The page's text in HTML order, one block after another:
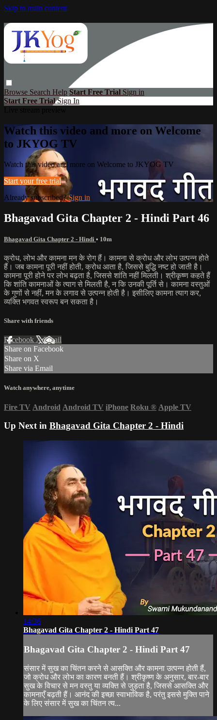
Skip to main content
Browse Search Help Start Free Trial Sign in
Start Free TrialSign In
Watch this video and more on Welcome
to JKYOG TV
Watch this video and more on Welcome to JKYOG TV
Start your free trial
Already subscribed?Sign in
Bhagavad Gita Chapter 2 - Hindi Part 46
Bhagavad Gita Chapter 2 - Hindi • 10m
क्रोध, लोभ और कामना मन के रोग हैं। कामना से क्रोध और लोभ उत्पन्न होते
हैं। जब कामना पूरी नहीं होती, क्रोध आता है, जिससे बुद्धि नष्ट हो जाती है।
कामना पूरी होने पर लोभ बढ़ता है, जिससे शांति नहीं मिलती। श्रीकृष्ण कहते हैं
कि शांति कामनाओं के त्याग से मिलती है, न कि उनकी पूर्ति से। कामना वस्तुओं
के गुणों से नहीं, मन के लगाव से उत्पन्न होती है। इसीलिए कामना त्याग कर,
व्यक्ति भगवत स्वरूप बन सकता है।
Share with friends
Facebook XEmail
Share on Facebook
Share on X
Share via Email
Watch anywhere, anytime
Fire TV Android Android TV iPhone Roku ® Apple TV
Up Next in Bhagavad Gita Chapter 2 - Hindi
14:36
Bhagavad Gita Chapter 2 - Hindi Part 47
Bhagavad Gita Chapter 2 - Hindi Part 47
संसार में सुख का चिंतन करने से आसक्ति और कामना उत्पन्न होती हैं,
जो क्रोध और लोभ का कारण बनती हैं। श्रीकृष्ण के अनुसार, बार-बार
सुख के विचार से मन वस्तु या व्यक्ति से जुड़ता है, जिससे आसक्ति और
कामनाएँ बढ़ती हैं। आनंद की इच्छा स्वाभाविक है, परंतु इससे मुक्ति पाने
के लिए संसार में सुख का चिंतन त्य...